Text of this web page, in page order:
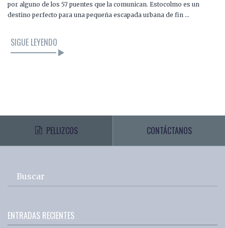
por alguno de los 57 puentes que la comunican. Estocolmo es un
destino perfecto para una pequeña escapada urbana de fin …
SIGUE LEYENDO
PELLIZCOS CONTÁCTANOS
Buscar
ENTRADAS RECIENTES